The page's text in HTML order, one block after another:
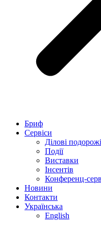
Бриф
Сервіси
Ділові подорожі
Події
Виставки
Інсентів
Конференц-
Новини
Контакти
Українська
English